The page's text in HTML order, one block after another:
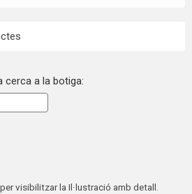
cerca a la botiga:
visibilitzar la Il·lustració amb detall.